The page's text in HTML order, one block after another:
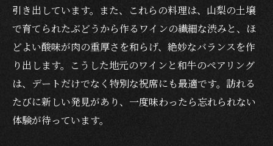
引き出しています。また、これらの料理は、山梨の土壌
で育てられたぶどうから作るワインの繊細な渋みと、ほ
どよい酸味が肉の重厚さを和らげ、絶妙なバランスを作
り出します。こうした地元のワインと和牛のペアリング
は、デートだけでなく特別な祝席にも最適です。訪れる
たびに新しい発見があり、一度味わったら忘れられない
体験が待っています。